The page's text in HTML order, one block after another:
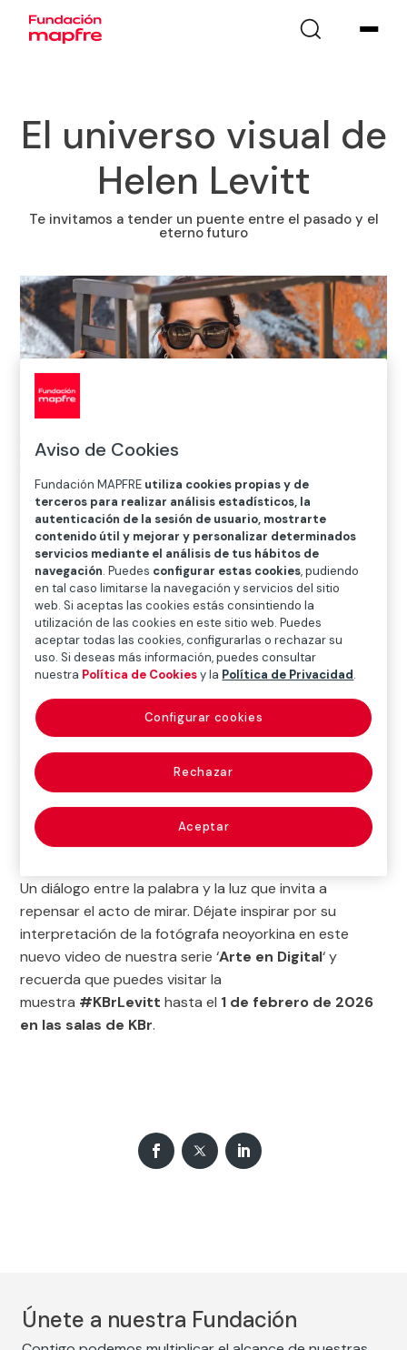
El universo visual de
Helen Levitt
Te invitamos a tender un puente entre el pasado y el
eterno futuro
Inicio>Blog>El universo visual de Helen Levitt
 Arte
“Tomar una fotografía es generar un umbral entre lo
que puede y no puede verse… una ventana
suspendida en el tiempo.”
En este diálogo entre palabra e imagen, la escritora y
directora creativa Malén Denis se adentra en el
universo visual de Helen Levitt, donde cada gesto
cotidiano se convierte en un misterio y cada esquina
de la ciudad respira la poesía de lo cotidiano.
Un diálogo entre la palabra y la luz que invita a
repensar el acto de mirar. Déjate inspirar por su
interpretación de la fotógrafa neoyorkina en este
nuevo video de nuestra serie ‘Arte en Digital‘ y
recuerda que puedes visitar la
muestra #KBrLevitt hasta el 1 de febrero de 2026
en las salas de KBr.
Únete a nuestra Fundación
Aviso de Cookies
Fundación MAPFRE utiliza cookies propias y de
terceros para realizar análisis estadísticos, la
autenticación de la sesión de usuario, mostrarte
contenido útil y mejorar y personalizar determinados
servicios mediante el análisis de tus hábitos de
navegación. Puedes configurar estas cookies, pudiendo
en tal caso limitarse la navegación y servicios del sitio
web. Si aceptas las cookies estás consintiendo la
utilización de las cookies en este sitio web. Puedes
aceptar todas las cookies, configurarlas o rechazar su
uso. Si deseas más información, puedes consultar
nuestra Política de Cookiesy la Política de Privacidad.
Rechazar
Aceptar
Configurar cookies